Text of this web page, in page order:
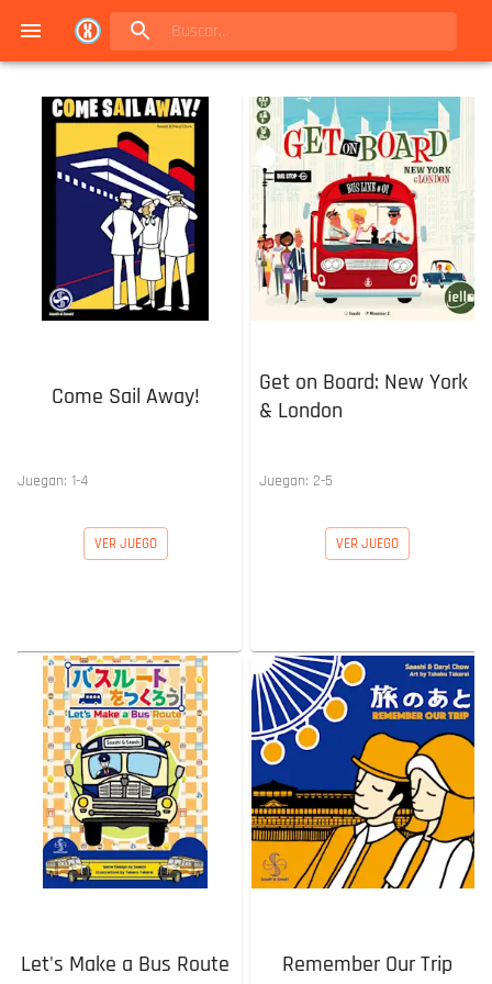
Come Sail Away!
Juegan: 1-4
VER JUEGO
Get on Board: New York
& London
Juegan: 2-5
VER JUEGO
Let's Make a Bus Route Remember Our Trip
Navigated to Juegos de mesa en Buenos Aires | Conexión Berlín - Catálogo